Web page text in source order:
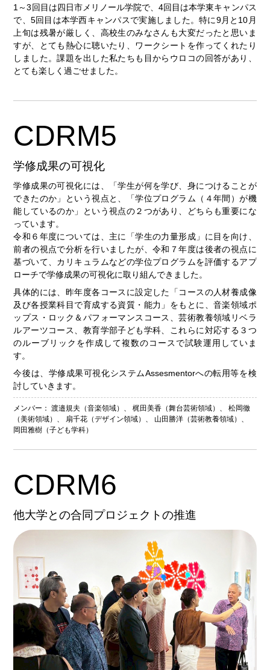
1～3回目は四日市メリノール学院で、4回目は本学東キャンパス
で、5回目は本学西キャンパスで実施しました。特に9月と10月
上旬は残暑が厳しく、高校生のみなさんも大変だったと思いま
すが、とても熱心に聴いたり、ワークシートを作ってくれたり
しました。課題を出した私たちも目からウロコの回答があり、
とても楽しく過ごせました。
CDRM5
学修成果の可視化
学修成果の可視化には、「学生が何を学び、身につけることが
できたのか」という視点と、「学位プログラム（４年間）が機
能しているのか」という視点の２つがあり、どちらも重要にな
っています。
令和６年度については、主に「学生の力量形成」に目を向け、
前者の視点で分析を行いましたが、令和７年度は後者の視点に
基づいて、カリキュラムなどの学位プログラムを評価するアプ
ローチで学修成果の可視化に取り組んできました。
具体的には、昨年度各コースに設定した「コースの人材養成像
及び各授業科目で育成する資質・能力」をもとに、音楽領域ポ
ップス・ロック＆パフォーマンスコース、芸術教養領域リベラ
ルアーツコース、教育学部子ども学科、これらに対応する３つ
のルーブリックを作成して複数のコースで試験運用していま
す。
今後は、学修成果可視化システムAssesmentorへの転用等を検
討していきます。
メンバー：渡邉規夫（音楽領域） 、梶田美香（舞台芸術領域） 、松岡徹
（美術領域） 、 扇千花（デザイン領域） 、 山田勝洋（芸術教養領域） 、
岡田雅樹（子ども学科）
CDRM6
他大学との合同プロジェクトの推進